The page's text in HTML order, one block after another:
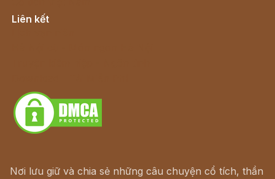
Liên kết
Nơi lưu giữ và chia sẻ những câu chuyện cổ tích, thần